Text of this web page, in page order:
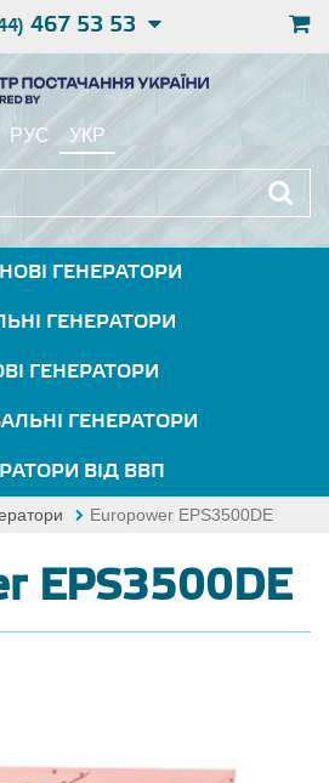
467 53 53
РУС УКР
ГЕНЕРАТОРИ
ГЕНЕРАТОРИ
ГЕНЕРАТОРИ
ГЕНЕРАТОРИ
ВІД ВВП
Europower EPS3500DE
EPS3500DE